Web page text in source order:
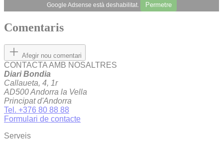
Google Adsense està deshabilitat. Permetre
Comentaris
Afegir nou comentari
CONTACTA AMB NOSALTRES
Diari Bondia
Callaueta, 4, 1r
AD500 Andorra la Vella
Principat d'Andorra
Tel. +376 80 88 88
Formulari de contacte
Serveis